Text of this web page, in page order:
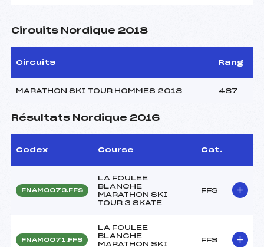
Circuits Nordique 2018
Circuits Rang
MARATHON SKI TOUR HOMMES 2018 487
Résultats Nordique 2016
Codex Course Cat.
FNAM0073.FFS
LA FOULEE
BLANCHE
MARATHON SKI
TOUR 3 SKATE
FFS
FNAM0071.FFS
LA FOULEE
BLANCHE
MARATHON SKI
FFS